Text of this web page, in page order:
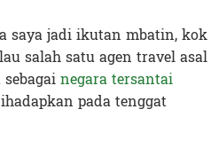
saya jadi ikutan mbatin, kok
salah satu agen travel asal
negara tersantai
pada tenggat